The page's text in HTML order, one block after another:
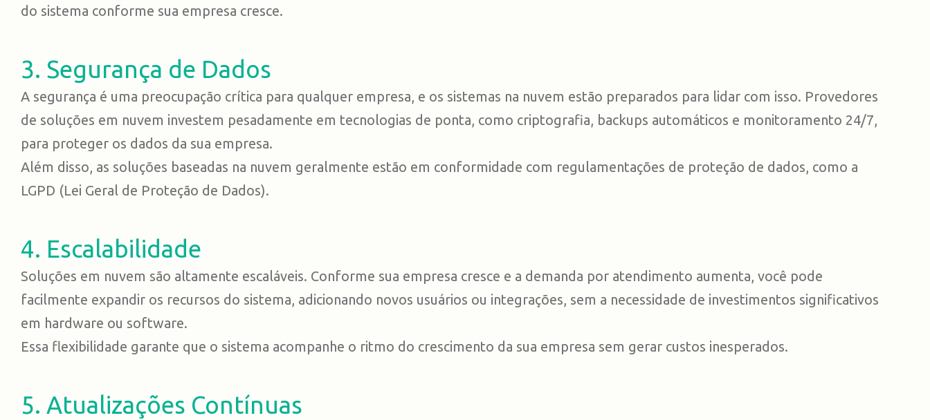
do sistema conforme sua empresa cresce.
3. Segurança de Dados
A segurança é uma preocupação crítica para qualquer empresa, e os sistemas na nuvem estão preparados para lidar com isso. Provedores
de soluções em nuvem investem pesadamente em tecnologias de ponta, como criptografia, backups automáticos e monitoramento 24/7,
para proteger os dados da sua empresa.
Além disso, as soluções baseadas na nuvem geralmente estão em conformidade com regulamentações de proteção de dados, como a
LGPD (Lei Geral de Proteção de Dados).
4. Escalabilidade
Soluções em nuvem são altamente escaláveis. Conforme sua empresa cresce e a demanda por atendimento aumenta, você pode
facilmente expandir os recursos do sistema, adicionando novos usuários ou integrações, sem a necessidade de investimentos significativos
em hardware ou software.
Essa flexibilidade garante que o sistema acompanhe o ritmo do crescimento da sua empresa sem gerar custos inesperados.
5. Atualizações Contínuas